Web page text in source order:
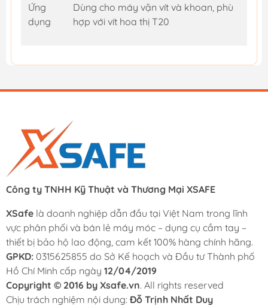
Ứng
dụng
Dùng cho máy vặn vít và khoan, phù
hợp với vít hoa thị T20
Công ty TNHH Kỹ Thuật và Thương Mại XSAFE
XSafe là doanh nghiệp dẫn đầu tại Việt Nam trong lĩnh
vực phân phối và bán lẻ máy móc – dụng cụ cầm tay –
thiết bị bảo hộ lao động, cam kết 100% hàng chính hãng.
GPKD: 0315625855 do Sở Kế hoạch và Đầu tư Thành phố
Hồ Chí Minh cấp ngày 12/04/2019
Copyright © 2016 by Xsafe.vn. All rights reserved
Chịu trách nghiệm nội dung: Đỗ Trịnh Nhất Duy